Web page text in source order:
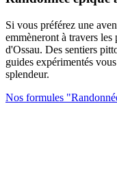
Si vous préférez une
emmèneront à travers
d'Ossau. Des sentiers
guides expérimentés
splendeur.
Nos formules